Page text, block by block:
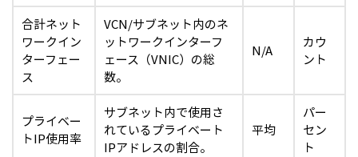
合計ネット
ワークイン
ターフェー
ス
VCN/サブネット内のネ
ットワークインターフ
ェース（VNIC）の総
数。
N/A
カウ
ント
プライベー
トIP使用率
サブネット内で使用さ
れているプライベート
IPアドレスの割合。
平均
パー
セン
ト